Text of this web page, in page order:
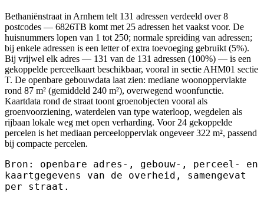
Bethaniënstraat in Arnhem telt 131 adressen verdeeld over 8
postcodes — 6826TB komt met 25 adressen het vaakst voor. De
huisnummers lopen van 1 tot 250; normale spreiding van adressen;
bij enkele adressen is een letter of extra toevoeging gebruikt (5%).
Bij vrijwel elk adres — 131 van de 131 adressen (100%) — is een
gekoppelde perceelkaart beschikbaar, vooral in sectie AHM01 sectie
T. De openbare gebouwdata laat zien: mediane woonoppervlakte
rond 87 m² (gemiddeld 240 m²), overwegend woonfunctie.
Kaartdata rond de straat toont groenobjecten vooral als
groenvoorziening, waterdelen van type waterloop, wegdelen als
rijbaan lokale weg met open verharding. Voor 24 gekoppelde
percelen is het mediaan perceeloppervlak ongeveer 322 m², passend
bij compacte percelen.
Bron: openbare adres-, gebouw-, perceel- en
kaartgegevens van de overheid, samengevat
per straat.